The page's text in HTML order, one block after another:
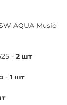
AQUA Music
- 2 шт
- 1 шт